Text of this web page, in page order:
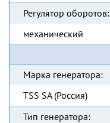
Регулятор оборотов:
механический
Марка генератора:
TSS SA (Россия)
Тип генератора: